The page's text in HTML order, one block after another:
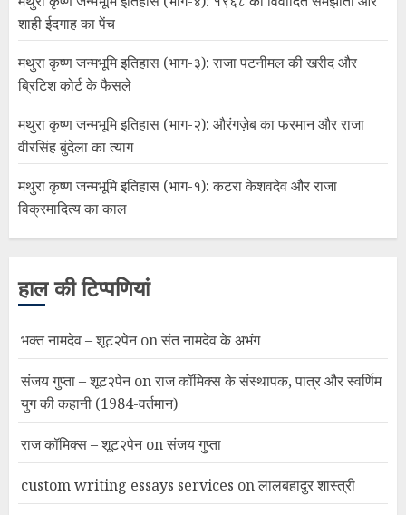
शाही ईदगाह का पेंच
मथुरा कृष्ण जन्मभूमि इतिहास (भाग-३): राजा पटनीमल की खरीद और
ब्रिटिश कोर्ट के फैसले
मथुरा कृष्ण जन्मभूमि इतिहास (भाग-२): औरंगज़ेब का फरमान और राजा
वीरसिंह बुंदेला का त्याग
मथुरा कृष्ण जन्मभूमि इतिहास (भाग-१): कटरा केशवदेव और राजा
विक्रमादित्य का काल
हाल की टिप्पणियां
भक्त नामदेव – शूट२पेनonसंत नामदेव के अभंग
संजय गुप्ता – शूट२पेनonराज कॉमिक्स के संस्थापक, पात्र और स्वर्णिम
युग की कहानी (1984-वर्तमान)
राज कॉमिक्स – शूट२पेनonसंजय गुप्ता
custom writing essays services onलालबहादुर शास्त्री